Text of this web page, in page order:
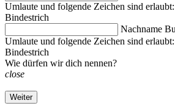
Umlaute und folgende Zeichen sind
Bindestrich
Nachname
Umlaute und folgende Zeichen sind
Bindestrich
Wie dürfen wir dich nennen?
close
Weiter